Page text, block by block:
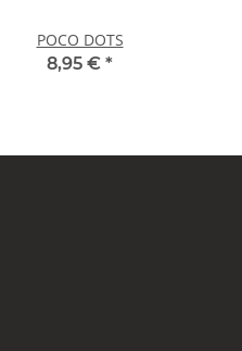
POCO DOTS
8,95 € *